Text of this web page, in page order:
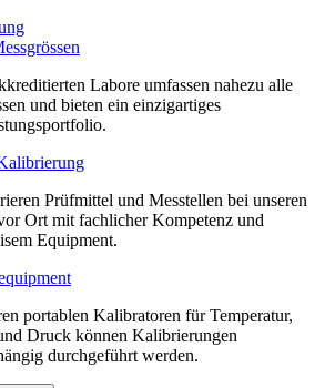
Labore umfassen nahezu alle
und bieten ein einzigartiges
Prüfmittel und Messtellen bei unseren
Ort mit fachlicher Kompetenz und
Equipment.
portablen Kalibratoren für Temperatur,
Druck können Kalibrierungen
durchgeführt werden.